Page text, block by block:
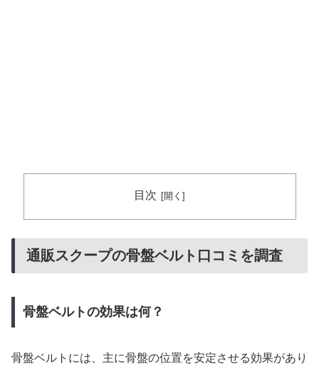
目次
通販スクープの骨盤ベルト口コミを調査
骨盤ベルトの効果は何？
骨盤ベルトには、主に骨盤の位置を安定させる効果があり